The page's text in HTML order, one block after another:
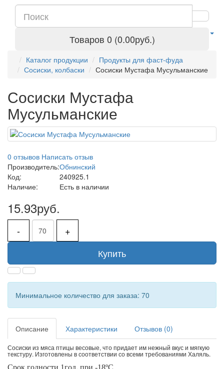
Товаров 0 (0.00руб.)
Каталог продукции
Продукты для фаст-фуда
Сосиски, колбаски
Сосиски Мустафа Мусульманские
Сосиски Мустафа
Мусульманские
0 отзывов Написать отзыв
Производитель:Обнинский
Код:
240925.1
Наличие:
Есть в наличии
15.93руб.
-
+
Купить
Минимальное количество для заказа: 70
Описание Характеристики Отзывов (0)
Сосиски из мяса птицы весовые, что придает им нежный вкус и мягкую
текстуру. Изготовлены в соответствии со всеми требованиями Халяль.
Срок годности 1год. при -18ºС